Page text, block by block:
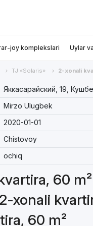
joy komplekslari Uylar
TJ «Solaris» 2-xonali
Яккасарайский, 19,
Mirzo Ulugbek
2020-01-01
Chistovoy
ochiq
60 m²
xonali
60 m²